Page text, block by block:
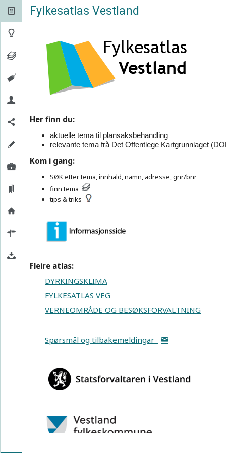
100 km
Bakgrunns-


Fylkesatlas Vestland
Her finn du:
aktuelle tema til plansaksbehandling
relevante tema frå Det Offentlege Kartgrunnlaget
Kom i gang:
SØK etter tema, innhald, namn, adresse, gnr/bnr
finn tema
tips & triks
Fleire atlas:
DYRKINGSKLIMA
FYLKESATLAS VEG
VERNEOMRÅDE OG BESØKSFORVALTNING
Spørsmål og tilbakemeldingar